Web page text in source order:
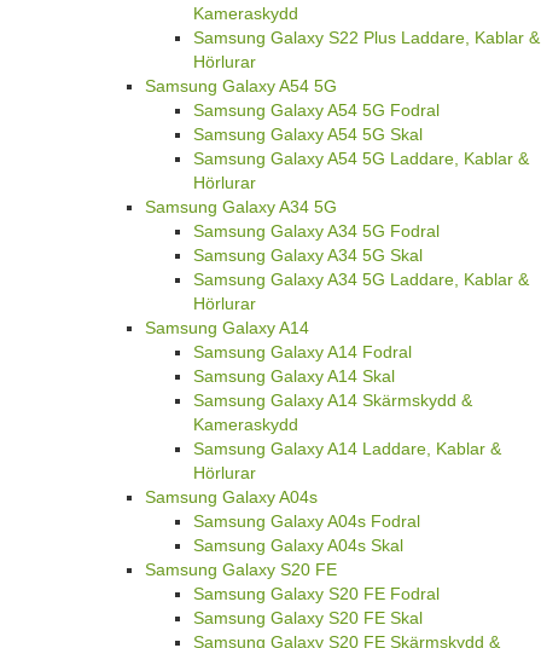
Kameraskydd
Samsung Galaxy S22 Plus Laddare, Kablar &
Hörlurar
Samsung Galaxy A54 5G
Samsung Galaxy A54 5G Fodral
Samsung Galaxy A54 5G Skal
Samsung Galaxy A54 5G Laddare, Kablar &
Hörlurar
Samsung Galaxy A34 5G
Samsung Galaxy A34 5G Fodral
Samsung Galaxy A34 5G Skal
Samsung Galaxy A34 5G Laddare, Kablar &
Hörlurar
Samsung Galaxy A14
Samsung Galaxy A14 Fodral
Samsung Galaxy A14 Skal
Samsung Galaxy A14 Skärmskydd &
Kameraskydd
Samsung Galaxy A14 Laddare, Kablar &
Hörlurar
Samsung Galaxy A04s
Samsung Galaxy A04s Fodral
Samsung Galaxy A04s Skal
Samsung Galaxy S20 FE
Samsung Galaxy S20 FE Fodral
Samsung Galaxy S20 FE Skal
Samsung Galaxy S20 FE Skärmskydd &